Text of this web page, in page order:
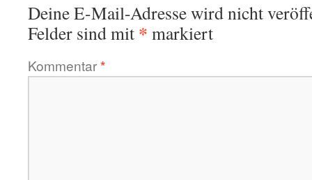
Deine E-Mail-Adresse wird nicht
Felder sind mit * markiert
Kommentar*